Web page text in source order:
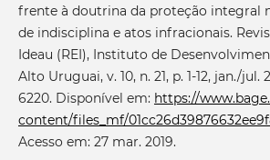
frente à doutrina da proteção integral
de indisciplina e atos infracionais.
Ideau (REI), Instituto de
Alto Uruguai, v. 10, n. 21, p. 1-12, jan./jul.
6220. Disponível em: https://
content/files_mf/
Acesso em: 27 mar. 2019.